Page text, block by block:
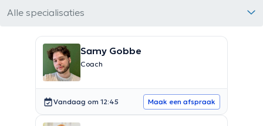
Alle specialisaties
Samy Gobbe
Coach
Vandaag om 12:45 Maak een afspraak